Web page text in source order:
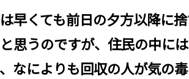
早くても前日の夕方以降に
思うのですが、住民の中に
なによりも回収の人が気の毒